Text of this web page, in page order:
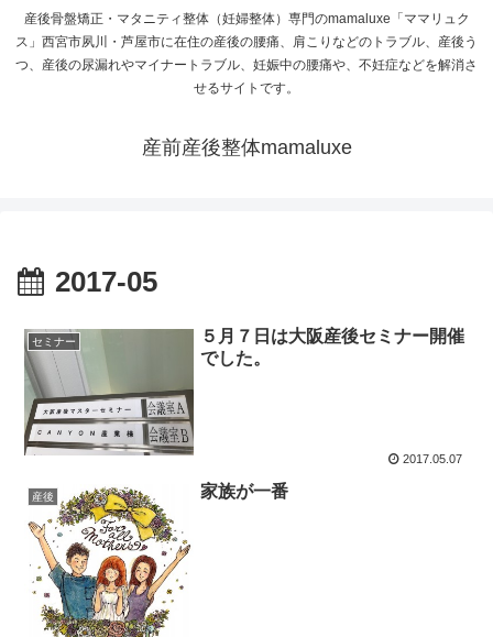
産後骨盤矯正・マタニティ整体（妊婦整体）専門のmamaluxe「ママリュク
ス」西宮市夙川・芦屋市に在住の産後の腰痛、肩こりなどのトラブル、産後う
つ、産後の尿漏れやマイナートラブル、妊娠中の腰痛や、不妊症などを解消さ
せるサイトです。
産前産後整体mamaluxe
2017-05
セミナー
５月７日は大阪産後セミナー開催
でした。
2017.05.07
産後 家族が一番